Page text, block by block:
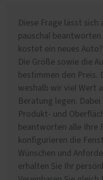
Diese Frage lässt sich
pauschal beantworten
kostet ein neues
Die Größe sowie die
bestimmen den Preis.
weshalb wir viel Wert
Beratung legen.
Produkt- und
beantworten alle Ihre
konfigurieren die
Wünschen und
erhalten Sie Ihr